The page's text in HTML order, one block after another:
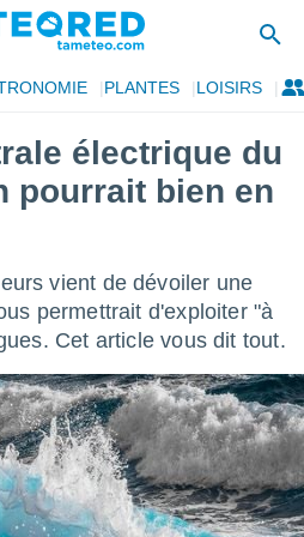
PLANTES LOISIRS
électrique du
pourrait bien en
vient de dévoiler une
permettrait d'exploiter "à
Cet article vous dit tout.